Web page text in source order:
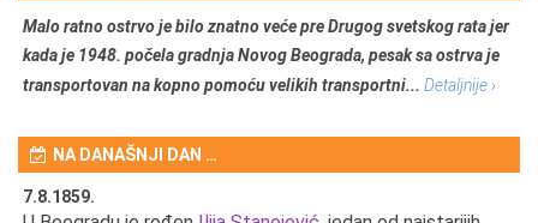
Malo ratno ostrvo je bilo znatno veće pre Drugog svetskog rata jer
kada je 1948. počela gradnja Novog Beograda, pesak sa ostrva je
transportovan na kopno pomoću velikih transportni... Detaljnije ›
NA DANAŠNJI DAN …
7.8.1859.